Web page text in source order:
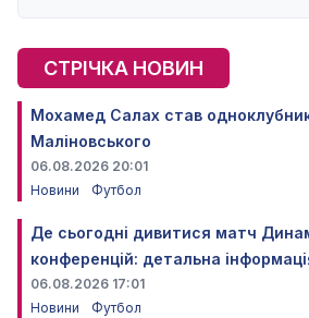
СТРІЧКА НОВИН
Мохамед Салах став
Маліновського
06.08.2026 20:01
Новини
Футбол
Де сьогодні дивитися матч
конференцій: детальна
06.08.2026 17:01
Новини
Футбол